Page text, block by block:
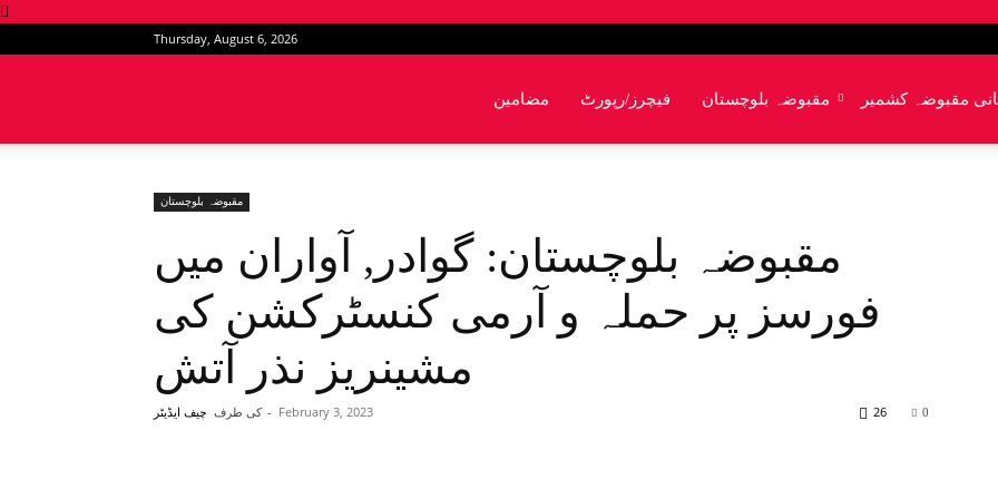
Thursday, August 6, 2026
مضامین فیچرز/رپورٹ مقبوضہ بلوچستان مقبوضہ کشمیر
مقبوضہ بلوچستان
مقبوضہ بلوچستان: گوادر, آواران میں
فورسز پر حملہ و آرمی کنسٹرکشن کی
مشینریز نذر آتش
کی طرف چیف ایڈیٹر - February 3, 2023 0
26